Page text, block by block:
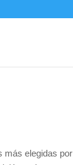
más elegidas por